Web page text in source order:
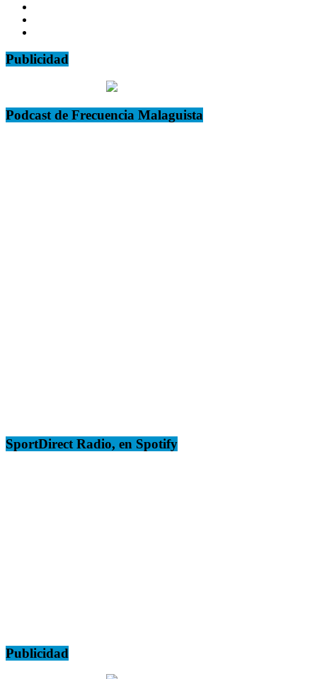
Publicidad
Podcast de Frecuencia Malaguista
SportDirect Radio, en Spotify
Publicidad